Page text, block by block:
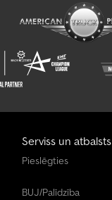
Serviss un atbalsts
Pieslēgties
BUJ/Palīdzība